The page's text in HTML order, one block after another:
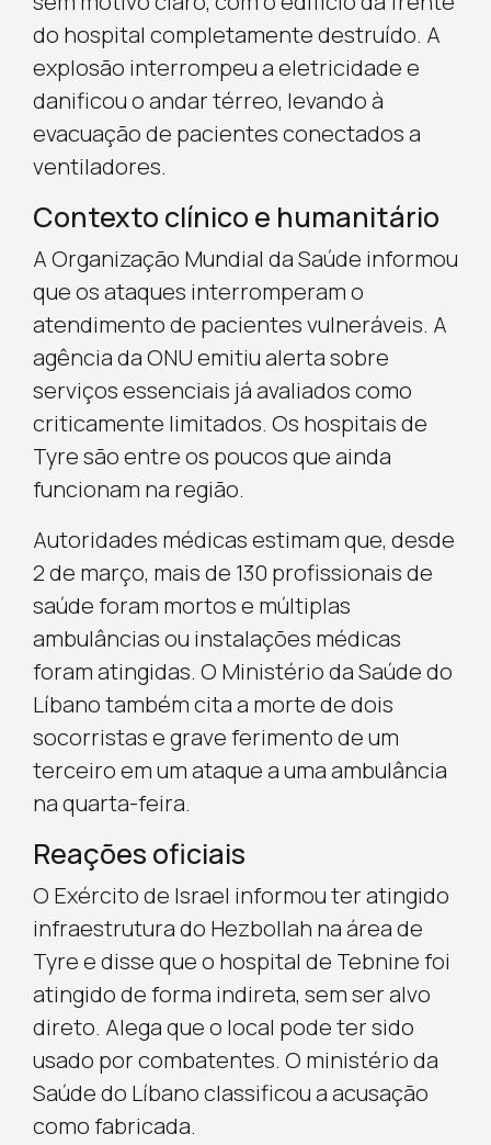
do hospital completamente destruído. A
explosão interrompeu a eletricidade e
danificou o andar térreo, levando à
evacuação de pacientes conectados a
ventiladores.
Contexto clínico e humanitário
A Organização Mundial da Saúde informou
que os ataques interromperam o
atendimento de pacientes vulneráveis. A
agência da ONU emitiu alerta sobre
serviços essenciais já avaliados como
criticamente limitados. Os hospitais de
Tyre são entre os poucos que ainda
funcionam na região.
Autoridades médicas estimam que, desde
2 de março, mais de 130 profissionais de
saúde foram mortos e múltiplas
ambulâncias ou instalações médicas
foram atingidas. O Ministério da Saúde do
Líbano também cita a morte de dois
socorristas e grave ferimento de um
terceiro em um ataque a uma ambulância
na quarta-feira.
Reações oficiais
O Exército de Israel informou ter atingido
infraestrutura do Hezbollah na área de
Tyre e disse que o hospital de Tebnine foi
atingido de forma indireta, sem ser alvo
direto. Alega que o local pode ter sido
usado por combatentes. O ministério da
Saúde do Líbano classificou a acusação
como fabricada.